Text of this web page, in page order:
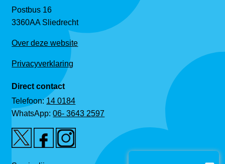
Postbus 16
3360AA Sliedrecht
Over deze website
Privacyverklaring
Direct contact
Telefoon:14 0184
WhatsApp:06- 3643 2597